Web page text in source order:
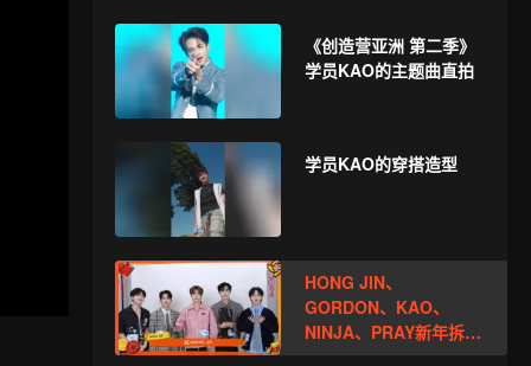
《创造营亚洲 第二季》
学员KAO的主题曲直拍
学员KAO的穿搭造型
HONG JIN、
GORDON、KAO、
NINJA、PRAY新年拆红
包！一起见证这份幸运